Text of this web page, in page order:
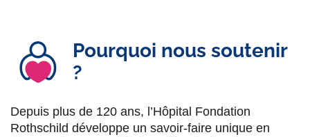
Pourquoi nous soutenir
?
Depuis plus de 120 ans, l’Hôpital Fondation
Rothschild développe un savoir-faire unique en